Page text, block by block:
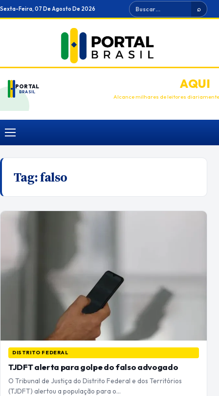
Ir
para
Sexta-Feira, 07 De Agosto De 2026 Buscar ⌕
PORTAL
BRASIL
ANUNCIEAQUI
Alcance milhares de leitores diariamente
Menu
Tag:falso
DISTRITO FEDERAL
TJDFT alerta para golpe do falso advogado
O Tribunal de Justiça do Distrito Federal e dos Territórios
(TJDFT) alertou a população para o…